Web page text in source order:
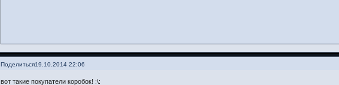
Поделиться19.10.2014 22:06
вот такие покупатели коробок! :\: